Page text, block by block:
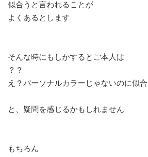
似合うと言われることが
よくあるとします
そんな時にもしかするとご本人は
？？
え？パーソナルカラーじゃないのに似
と、疑問を感じるかもしれません
もちろん